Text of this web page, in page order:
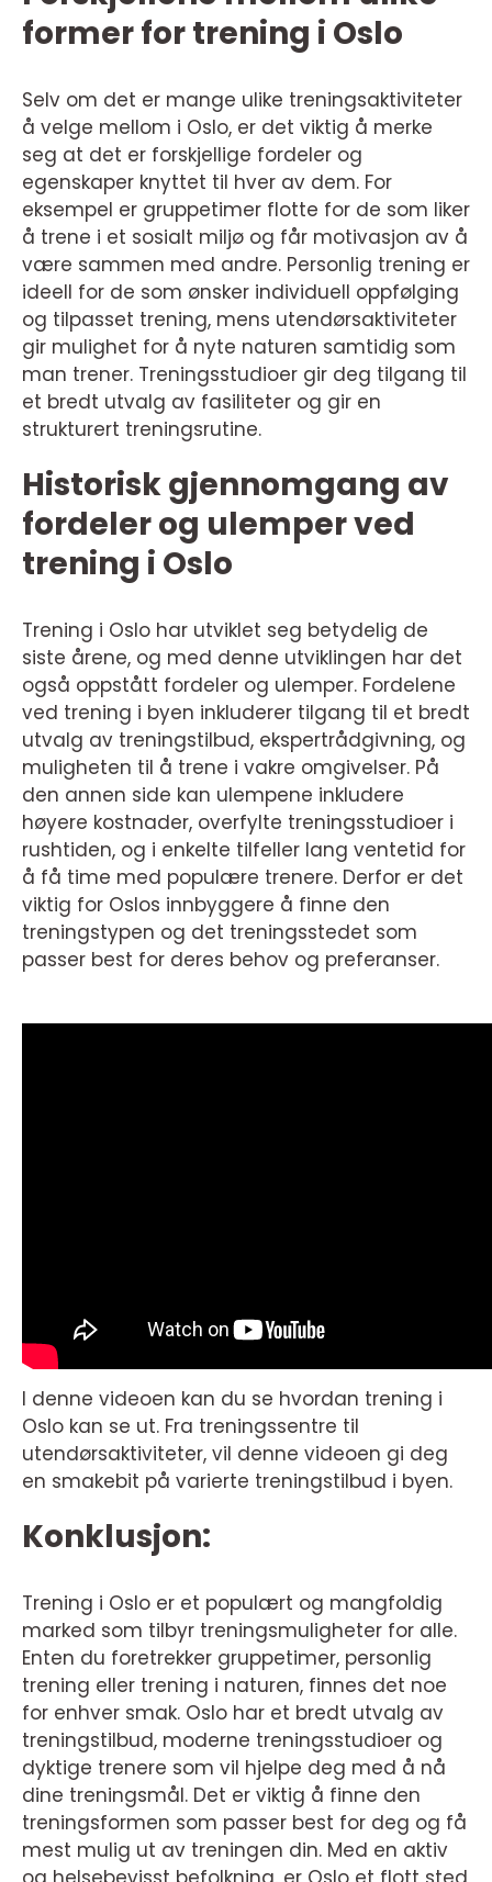
former for trening i Oslo
Selv om det er mange ulike treningsaktiviteter
å velge mellom i Oslo, er det viktig å merke
seg at det er forskjellige fordeler og
egenskaper knyttet til hver av dem. For
eksempel er gruppetimer flotte for de som liker
å trene i et sosialt miljø og får motivasjon av å
være sammen med andre. Personlig trening er
ideell for de som ønsker individuell oppfølging
og tilpasset trening, mens utendørsaktiviteter
gir mulighet for å nyte naturen samtidig som
man trener. Treningsstudioer gir deg tilgang til
et bredt utvalg av fasiliteter og gir en
strukturert treningsrutine.
Historisk gjennomgang av
fordeler og ulemper ved
trening i Oslo
Trening i Oslo har utviklet seg betydelig de
siste årene, og med denne utviklingen har det
også oppstått fordeler og ulemper. Fordelene
ved trening i byen inkluderer tilgang til et bredt
utvalg av treningstilbud, ekspertrådgivning, og
muligheten til å trene i vakre omgivelser. På
den annen side kan ulempene inkludere
høyere kostnader, overfylte treningsstudioer i
rushtiden, og i enkelte tilfeller lang ventetid for
å få time med populære trenere. Derfor er det
viktig for Oslos innbyggere å finne den
treningstypen og det treningsstedet som
passer best for deres behov og preferanser.
I denne videoen kan du se hvordan trening i
Oslo kan se ut. Fra treningssentre til
utendørsaktiviteter, vil denne videoen gi deg
en smakebit på varierte treningstilbud i byen.
Konklusjon:
Trening i Oslo er et populært og mangfoldig
marked som tilbyr treningsmuligheter for alle.
Enten du foretrekker gruppetimer, personlig
trening eller trening i naturen, finnes det noe
for enhver smak. Oslo har et bredt utvalg av
treningstilbud, moderne treningsstudioer og
dyktige trenere som vil hjelpe deg med å nå
dine treningsmål. Det er viktig å finne den
treningsformen som passer best for deg og få
mest mulig ut av treningen din. Med en aktiv